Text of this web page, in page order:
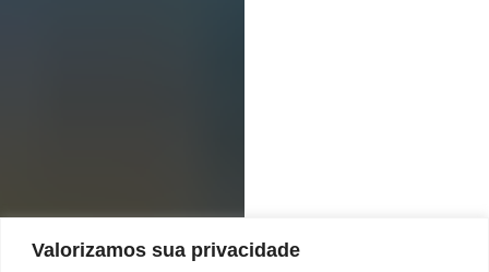
Valorizamos sua privacidade